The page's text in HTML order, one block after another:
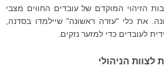
הזיהוי המוקדם של עובדים החווים מצבי
את כלי "עזרה ראשונה" שיילמדו בסדנה,
לעובדים כדי למזער נזקים.
לצוות הניהולי